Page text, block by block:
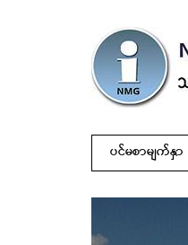
ပင်မစာမျက်နှာ